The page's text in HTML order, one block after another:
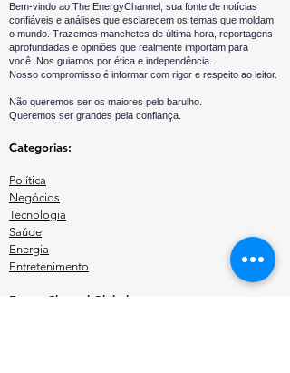
Bem-vindo ao The EnergyChannel, sua fonte de notícias
confiáveis e análises que esclarecem os temas que moldam
o mundo. Trazemos manchetes de última hora, reportagens
aprofundadas e opiniões que realmente importam para
você. Nos guiamos por ética e independência.
Nosso compromisso é informar com rigor e respeito ao leitor.
Não queremos ser os maiores pelo barulho.
Queremos ser grandes pela confiança.
Categorias:
Política
Negócios
Tecnologia
Saúde
Energia
Entretenimento
EnergyChannel Global​